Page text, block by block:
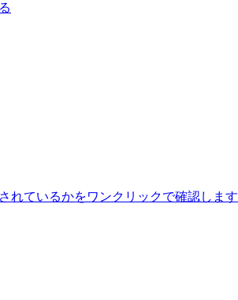
れているかをワンクリックで確認します